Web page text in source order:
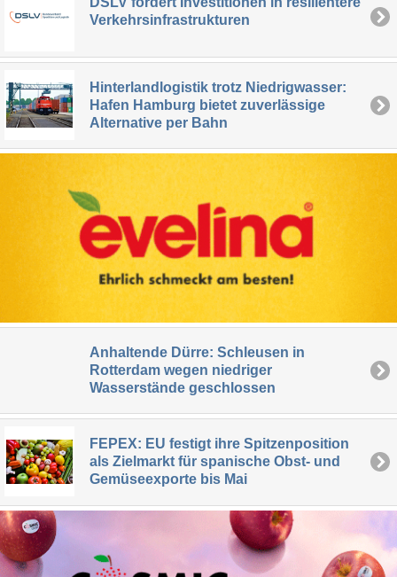
Verkehrsinfrastrukturen
Hinterlandlogistik trotz Niedrigwasser:
Hafen Hamburg bietet zuverlässige
Alternative per Bahn
Anhaltende Dürre: Schleusen in
Rotterdam wegen niedriger
Wasserstände geschlossen
FEPEX: EU festigt ihre Spitzenposition
als Zielmarkt für spanische Obst- und
Gemüseexporte bis Mai